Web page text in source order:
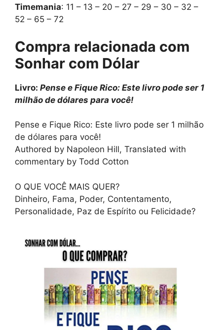
Timemania: 11 – 13 – 20 – 27 – 29 – 30 – 32 –
52 – 65 – 72
Compra relacionada com
Sonhar com Dólar
Livro: Pense e Fique Rico: Este livro pode ser 1
milhão de dólares para você!
Pense e Fique Rico: Este livro pode ser 1 milhão
de dólares para você!
Authored by Napoleon Hill, Translated with
commentary by Todd Cotton
O QUE VOCÊ MAIS QUER?
Dinheiro, Fama, Poder, Contentamento,
Personalidade, Paz de Espírito ou Felicidade?